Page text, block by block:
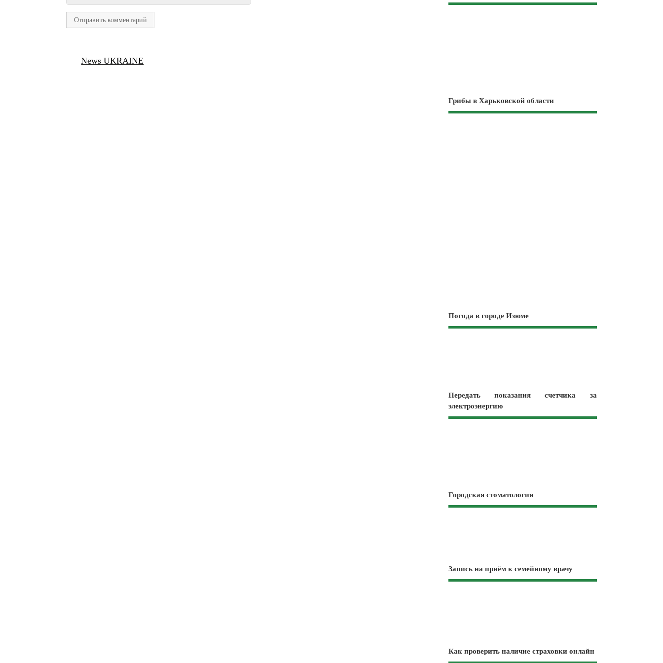
News UKRAINE
Грибы в Харьковской области
Погода в городе Изюме
Передать показания счетчика за
электроэнергию
Городская стоматология
Запись на приём к семейному врачу
Как проверить наличие страховки онлайн